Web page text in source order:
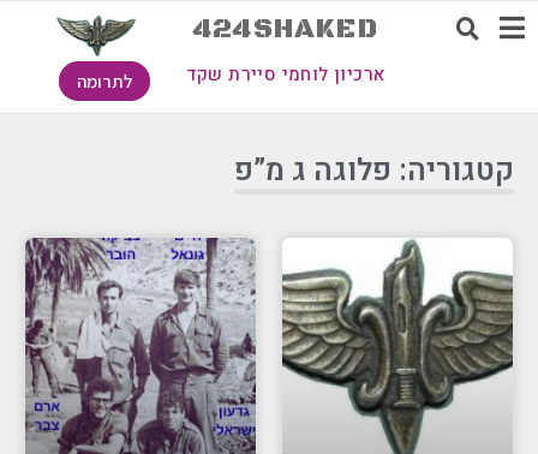
424SHAKED
ארכיון לוחמי סיירת שקד לתרומה
קטגוריה: פלוגה ג מ”פ